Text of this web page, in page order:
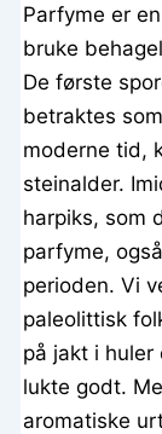
Parfyme er
bruke
De første
betraktes
moderne tid,
steinalder.
harpiks, som
parfyme,
perioden. Vi
paleolittisk
på jakt i huler
lukte godt.
aromatiske